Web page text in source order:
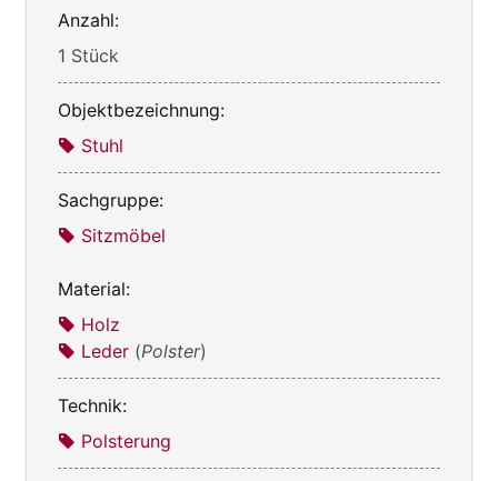
Anzahl:
1 Stück
Objektbezeichnung:
Stuhl
Sachgruppe:
Sitzmöbel
Material:
Holz
Leder (Polster)
Technik:
Polsterung